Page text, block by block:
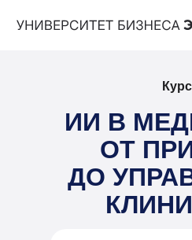
Курс
ИИ В
ОТ
ДО